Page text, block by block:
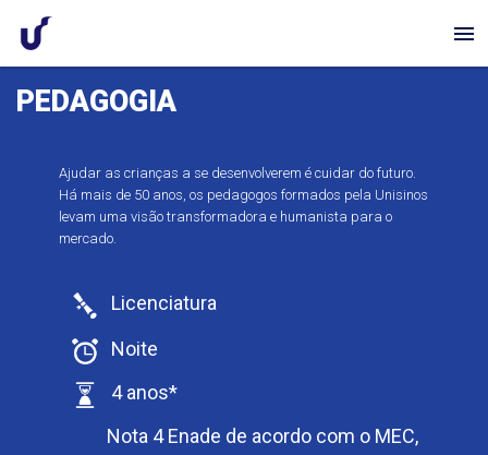
menu
PEDAGOGIA
Ajudar as crianças a se desenvolverem é cuidar do futuro.
Há mais de 50 anos, os pedagogos formados pela Unisinos
levam uma visão transformadora e humanista para o
mercado.
Licenciatura
Noite
4 anos*
Nota 4 Enade de acordo com o MEC,